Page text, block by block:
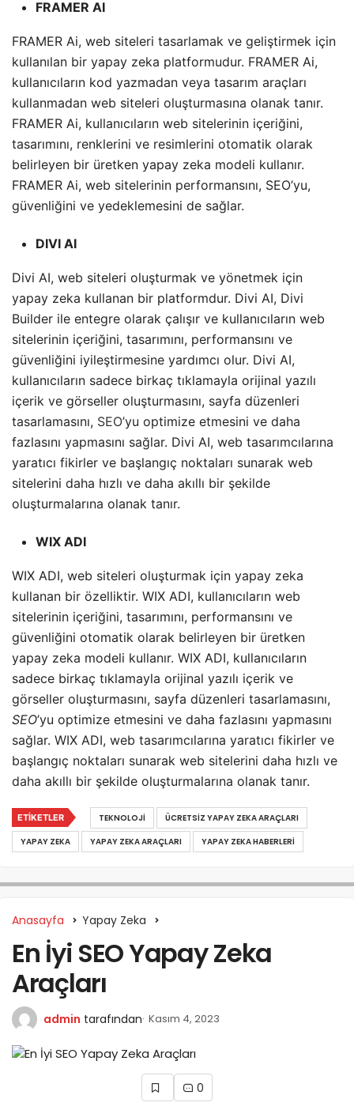
FRAMER AI
FRAMER Ai, web siteleri tasarlamak ve geliştirmek için
kullanılan bir yapay zeka platformudur. FRAMER Ai,
kullanıcıların kod yazmadan veya tasarım araçları
kullanmadan web siteleri oluşturmasına olanak tanır.
FRAMER Ai, kullanıcıların web sitelerinin içeriğini,
tasarımını, renklerini ve resimlerini otomatik olarak
belirleyen bir üretken yapay zeka modeli kullanır.
FRAMER Ai, web sitelerinin performansını, SEO’yu,
güvenliğini ve yedeklemesini de sağlar.
DIVI AI
Divi AI, web siteleri oluşturmak ve yönetmek için
yapay zeka kullanan bir platformdur. Divi AI, Divi
Builder ile entegre olarak çalışır ve kullanıcıların web
sitelerinin içeriğini, tasarımını, performansını ve
güvenliğini iyileştirmesine yardımcı olur. Divi AI,
kullanıcıların sadece birkaç tıklamayla orijinal yazılı
içerik ve görseller oluşturmasını, sayfa düzenleri
tasarlamasını, SEO’yu optimize etmesini ve daha
fazlasını yapmasını sağlar. Divi AI, web tasarımcılarına
yaratıcı fikirler ve başlangıç noktaları sunarak web
sitelerini daha hızlı ve daha akıllı bir şekilde
oluşturmalarına olanak tanır.
WIX ADI
WIX ADI, web siteleri oluşturmak için yapay zeka
kullanan bir özelliktir. WIX ADI, kullanıcıların web
sitelerinin içeriğini, tasarımını, performansını ve
güvenliğini otomatik olarak belirleyen bir üretken
yapay zeka modeli kullanır. WIX ADI, kullanıcıların
sadece birkaç tıklamayla orijinal yazılı içerik ve
görseller oluşturmasını, sayfa düzenleri tasarlamasını,
SEO’yu optimize etmesini ve daha fazlasını yapmasını
sağlar. WIX ADI, web tasarımcılarına yaratıcı fikirler ve
başlangıç noktaları sunarak web sitelerini daha hızlı ve
daha akıllı bir şekilde oluşturmalarına olanak tanır.
ETIKETLER TEKNOLOJI
ÜCRETSIZ YAPAY ZEKA ARAÇLARI
YAPAY ZEKA
YAPAY ZEKA ARAÇLARI YAPAY ZEKA HABERLERI
Anasayfa Yapay Zeka
En İyi SEO Yapay Zeka
Araçları
admin tarafından Kasım 4, 2023
0